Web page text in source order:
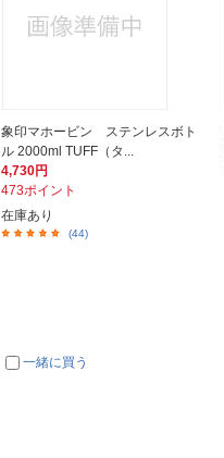
象印マホービン ステンレスボト
ル 2000ml TUFF（タ...
4,730円
473ポイント
在庫あり
(44)
一緒に買う